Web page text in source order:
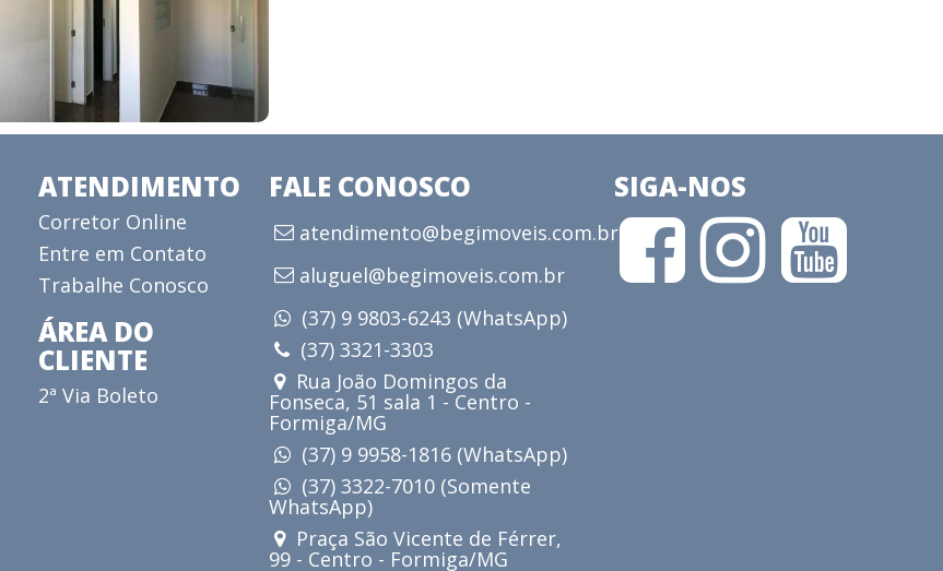
ATENDIMENTO
Corretor Online
Entre em Contato
Trabalhe Conosco
ÁREA DO
CLIENTE
2ª Via Boleto
FALE CONOSCO
atendimento@begimoveis.com.br
aluguel@begimoveis.com.br
(37) 9 9803-6243 (WhatsApp)
(37) 3321-3303
Rua João Domingos da
Fonseca, 51 sala 1 - Centro -
Formiga/MG
(37) 9 9958-1816 (WhatsApp)
(37) 3322-7010 (Somente
WhatsApp)
Praça São Vicente de Férrer,
99 - Centro - Formiga/MG
SIGA-NOS